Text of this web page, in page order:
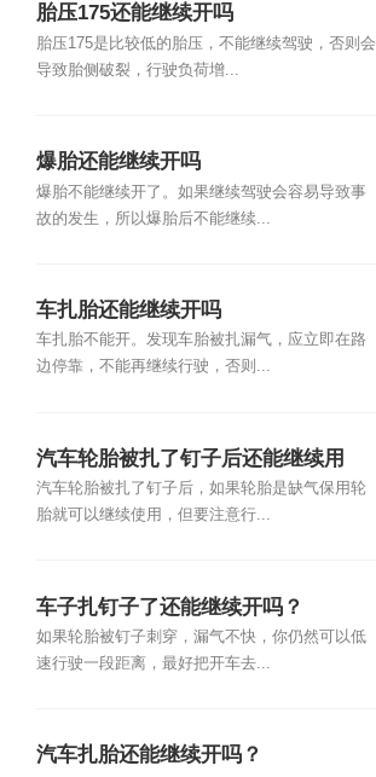
胎压175还能继续开吗
胎压175是比较低的胎压，不能继续驾驶，否则会
导致胎侧破裂，行驶负荷增...
爆胎还能继续开吗
爆胎不能继续开了。如果继续驾驶会容易导致事
故的发生，所以爆胎后不能继续...
车扎胎还能继续开吗
车扎胎不能开。发现车胎被扎漏气，应立即在路
边停靠，不能再继续行驶，否则...
汽车轮胎被扎了钉子后还能继续用
吗？
汽车轮胎被扎了钉子后，如果轮胎是缺气保用轮
胎就可以继续使用，但要注意行...
车子扎钉子了还能继续开吗？
如果轮胎被钉子刺穿，漏气不快，你仍然可以低
速行驶一段距离，最好把开车去...
汽车扎胎还能继续开吗？